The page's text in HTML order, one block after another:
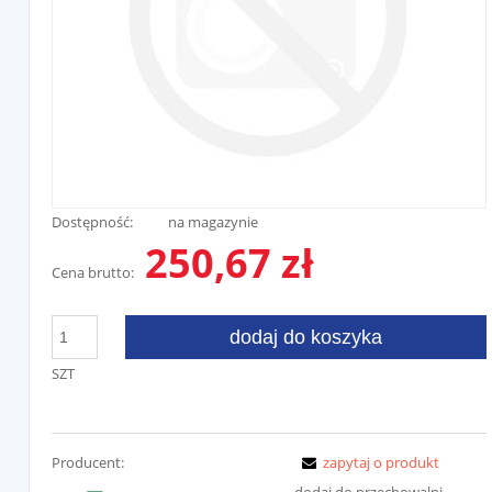
Dostępność: na magazynie
Cena brutto: 250,67 zł
SZT
dodaj do koszyka
Producent:
zapytaj o produkt